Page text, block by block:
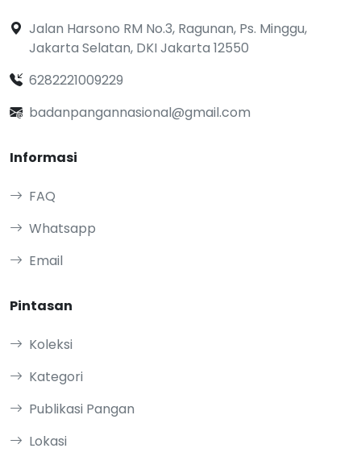
Jalan Harsono RM No.3, Ragunan, Ps. Minggu,
Jakarta Selatan, DKI Jakarta 12550
6282221009229
badanpangannasional@gmail.com
Informasi
FAQ
Whatsapp
Email
Pintasan
Koleksi
Kategori
Publikasi Pangan
Lokasi